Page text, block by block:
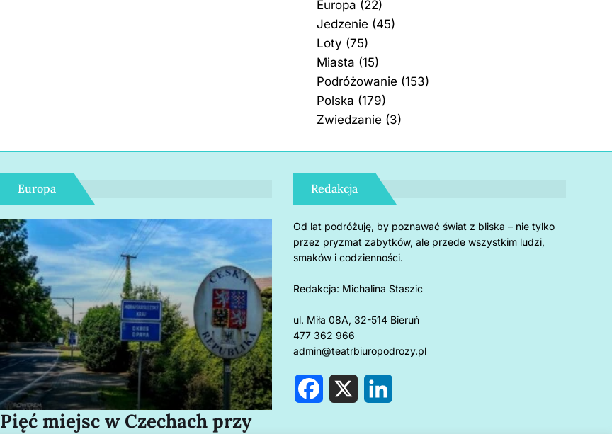
Europa (22)
Jedzenie (45)
Loty (75)
Miasta (15)
Podróżowanie (153)
Polska (179)
Zwiedzanie (3)
Europa
Pięć miejsc w Czechach przy
Redakcja
Od lat podróżuję, by poznawać świat z bliska – nie tylko
przez pryzmat zabytków, ale przede wszystkim ludzi,
smaków i codzienności.
Redakcja: Michalina Staszic
ul. Miła 08A, 32-514 Bieruń
477 362 966
admin@teatrbiuropodrozy.pl
X